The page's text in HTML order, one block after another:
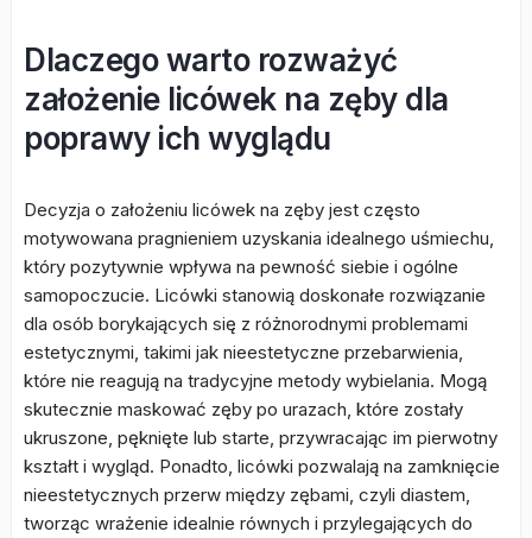
Dlaczego warto rozważyć
założenie licówek na zęby dla
poprawy ich wyglądu
Decyzja o założeniu licówek na zęby jest często
motywowana pragnieniem uzyskania idealnego uśmiechu,
który pozytywnie wpływa na pewność siebie i ogólne
samopoczucie. Licówki stanowią doskonałe rozwiązanie
dla osób borykających się z różnorodnymi problemami
estetycznymi, takimi jak nieestetyczne przebarwienia,
które nie reagują na tradycyjne metody wybielania. Mogą
skutecznie maskować zęby po urazach, które zostały
ukruszone, pęknięte lub starte, przywracając im pierwotny
kształt i wygląd. Ponadto, licówki pozwalają na zamknięcie
nieestetycznych przerw między zębami, czyli diastem,
tworząc wrażenie idealnie równych i przylegających do